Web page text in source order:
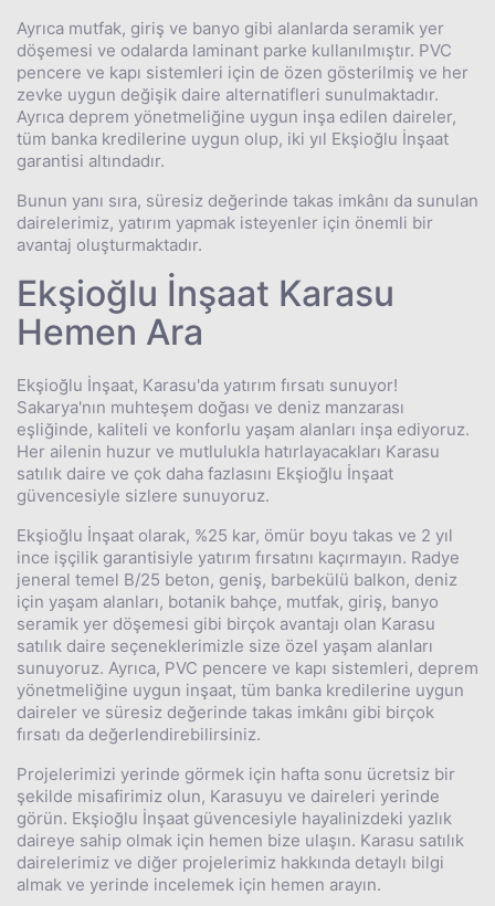
Ayrıca mutfak, giriş ve banyo gibi alanlarda seramik yer
döşemesi ve odalarda laminant parke kullanılmıştır. PVC
pencere ve kapı sistemleri için de özen gösterilmiş ve her
zevke uygun değişik daire alternatifleri sunulmaktadır.
Ayrıca deprem yönetmeliğine uygun inşa edilen daireler,
tüm banka kredilerine uygun olup, iki yıl Ekşioğlu İnşaat
garantisi altındadır.
Bunun yanı sıra, süresiz değerinde takas imkânı da sunulan
dairelerimiz, yatırım yapmak isteyenler için önemli bir
avantaj oluşturmaktadır.
Ekşioğlu İnşaat Karasu
Hemen Ara
Ekşioğlu İnşaat, Karasu'da yatırım fırsatı sunuyor!
Sakarya'nın muhteşem doğası ve deniz manzarası
eşliğinde, kaliteli ve konforlu yaşam alanları inşa ediyoruz.
Her ailenin huzur ve mutlulukla hatırlayacakları Karasu
satılık daire ve çok daha fazlasını Ekşioğlu İnşaat
güvencesiyle sizlere sunuyoruz.
Ekşioğlu İnşaat olarak, %25 kar, ömür boyu takas ve 2 yıl
ince işçilik garantisiyle yatırım fırsatını kaçırmayın. Radye
jeneral temel B/25 beton, geniş, barbekülü balkon, deniz
için yaşam alanları, botanik bahçe, mutfak, giriş, banyo
seramik yer döşemesi gibi birçok avantajı olan Karasu
satılık daire seçeneklerimizle size özel yaşam alanları
sunuyoruz. Ayrıca, PVC pencere ve kapı sistemleri, deprem
yönetmeliğine uygun inşaat, tüm banka kredilerine uygun
daireler ve süresiz değerinde takas imkânı gibi birçok
fırsatı da değerlendirebilirsiniz.
Projelerimizi yerinde görmek için hafta sonu ücretsiz bir
şekilde misafirimiz olun, Karasuyu ve daireleri yerinde
görün. Ekşioğlu İnşaat güvencesiyle hayalinizdeki yazlık
daireye sahip olmak için hemen bize ulaşın. Karasu satılık
dairelerimiz ve diğer projelerimiz hakkında detaylı bilgi
almak ve yerinde incelemek için hemen arayın.